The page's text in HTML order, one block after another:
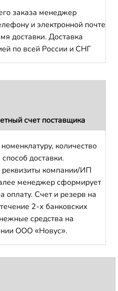
заказа менеджер
и электронной почте
доставки. Доставка
по всей России и СНГ
счет поставщика
количество
доставки.
компании/ИП
менеджер сформирует
оплату. Счет и резерв на
2-х банковских
средства на
ООО «Новус».